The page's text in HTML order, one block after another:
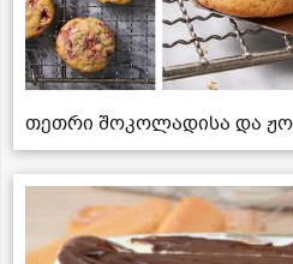
თეთრი შოკოლადისა და